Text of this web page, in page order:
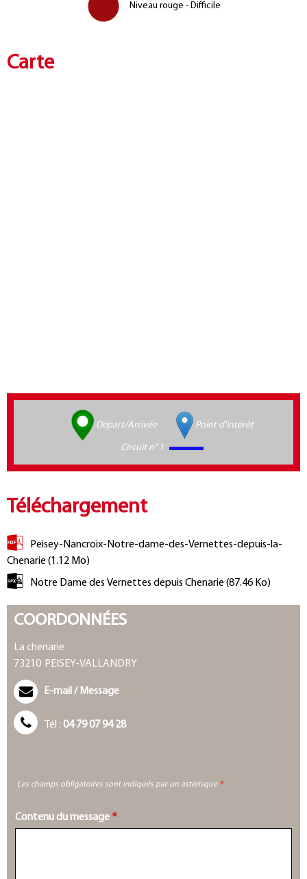
Niveau rouge - Difficile
Carte
Départ/Arrivée Point d'intérêt
Circuit n° 1
Téléchargement
Peisey-Nancroix-Notre-dame-des-Vernettes-depuis-la-
Chenarie(1.12 Mo)
Notre Dame des Vernettes depuis Chenarie(87.46 Ko)
COORDONNÉES
La chenarie
73210 PEISEY-VALLANDRY
E-mail / Message
Tél : 04 79 07 94 28
Les champs obligatoires sont indiqués par un astérisque *
Contenu du message *